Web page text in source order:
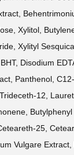
Xylitol,
Xylityl
Disodium
Panthenol,
12,
Butylphenyl
25,
Vulgare